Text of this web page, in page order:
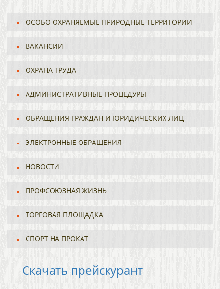
ОСОБО ОХРАНЯЕМЫЕ ПРИРОДНЫЕ ТЕРРИТОРИИ
ВАКАНСИИ
ОХРАНА ТРУДА
АДМИНИСТРАТИВНЫЕ ПРОЦЕДУРЫ
ОБРАЩЕНИЯ ГРАЖДАН И ЮРИДИЧЕСКИХ ЛИЦ
ЭЛЕКТРОННЫЕ ОБРАЩЕНИЯ
НОВОСТИ
ПРОФСОЮЗНАЯ ЖИЗНЬ
ТОРГОВАЯ ПЛОЩАДКА
СПОРТ НА ПРОКАТ
Скачать прейскурант